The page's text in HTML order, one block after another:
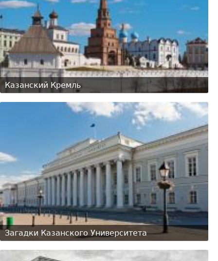
Казанский Кремль
Загадки Казанского Университета